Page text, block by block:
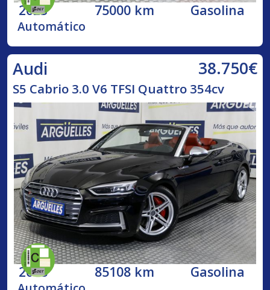
2023 75000 km Gasolina
Automático
Audi 38.750€
S5 Cabrio 3.0 V6 TFSI Quattro 354cv
2018 85108 km Gasolina